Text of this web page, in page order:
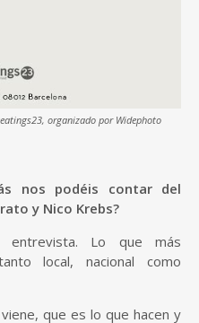
organizado por Widephoto
nos podéis contar del
y Nico Krebs?
entrevista. Lo que más
local, nacional como
que es lo que hacen y